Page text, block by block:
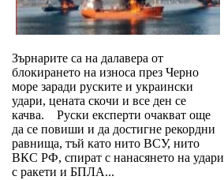
Зърнарите са на далавера от
блокирането на износа през Черно
море заради руските и украински
удари, цената скочи и все ден се
качва. Руски експерти очакват още
да се повиши и да достигне рекордни
равнища, тъй като нито ВСУ, нито
ВКС РФ, спират с нанасянето на удари
с ракети и БПЛА...